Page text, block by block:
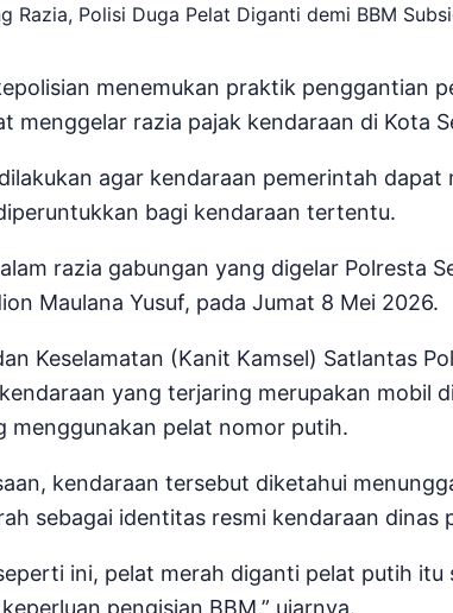
menemukan praktik penggantian
menggelar razia pajak kendaraan di Kota
agar kendaraan pemerintah dapat
bagi kendaraan tertentu.
razia gabungan yang digelar Polresta
Maulana Yusuf, pada Jumat 8 Mei 2026.
Keselamatan (Kanit Kamsel) Satlantas
yang terjaring merupakan mobil
menggunakan pelat nomor putih.
kendaraan tersebut diketahui
sebagai identitas resmi kendaraan dinas
ini, pelat merah diganti pelat putih
pengisian BBM,” ujarnya.